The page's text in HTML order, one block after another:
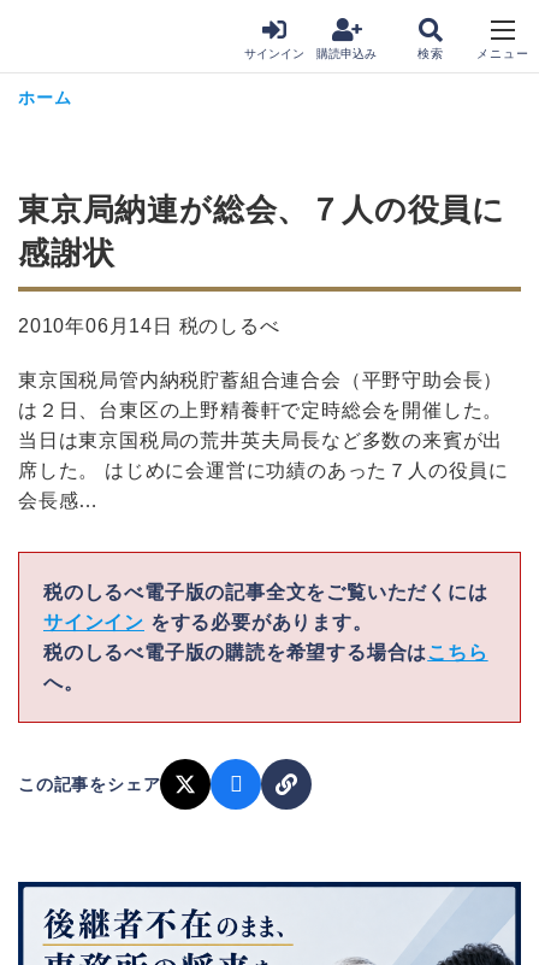
サインイン 購読申込み
ホーム
東京局納連が総会、７人の役員に
感謝状
2010年06月14日 税のしるべ
東京国税局管内納税貯蓄組合連合会（平野守助会長）
は２日、台東区の上野精養軒で定時総会を開催した。
当日は東京国税局の荒井英夫局長など多数の来賓が出
席した。 はじめに会運営に功績のあった７人の役員に
会長感…
税のしるべ電子版の記事全文をご覧いただくには
サインイン をする必要があります。
税のしるべ電子版の購読を希望する場合は こちら
へ。
この記事をシェア